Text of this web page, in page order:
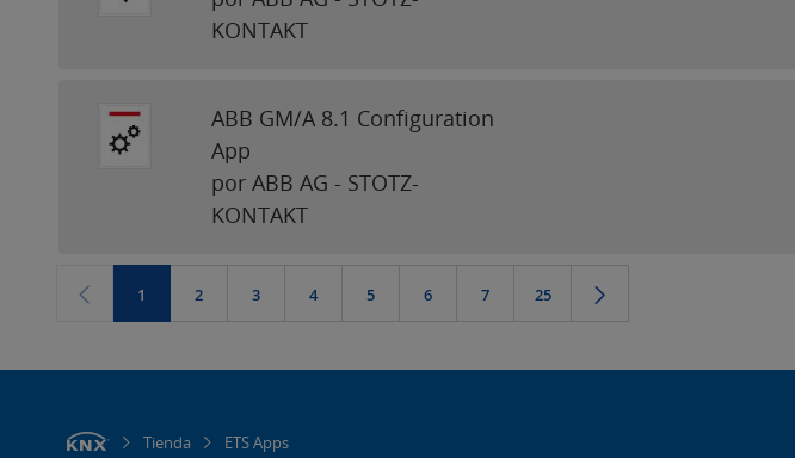
KONTAKT
ABB GM/A 8.1 Configuration
App
por ABB AG - STOTZ-
KONTAKT
1 2 3 4 5 6 7 25
Tienda ETS Apps